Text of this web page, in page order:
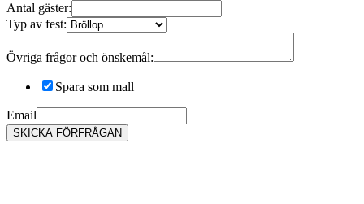
Antal gäster:
Typ av fest:
Övriga frågor och önskemål:
Spara som mall
Email
SKICKA FÖRFRÅGAN